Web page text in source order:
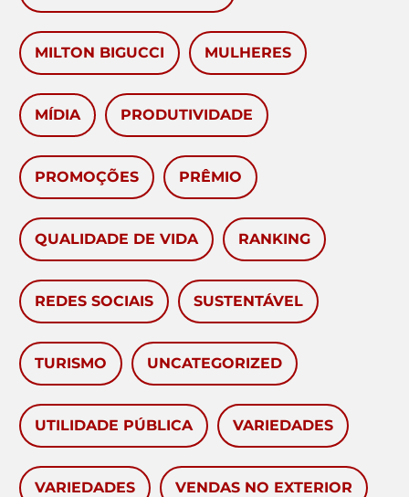
MILTON BIGUCCI MULHERES
MÍDIA PRODUTIVIDADE
PROMOÇÕES PRÊMIO
QUALIDADE DE VIDA RANKING
REDES SOCIAIS SUSTENTÁVEL
TURISMO UNCATEGORIZED
UTILIDADE PÚBLICA VARIEDADES
VARIEDADES VENDAS NO EXTERIOR